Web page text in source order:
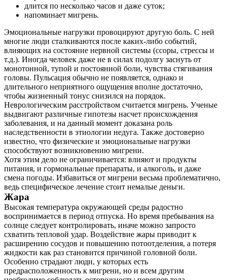
длится по несколько часов и даже суток;
напоминает мигрень.
Эмоциональные нагрузки провоцируют другую боль. С ней
многие люди сталкиваются после каких-либо событий,
влияющих на состояние нервной системы (ссоры, стрессы и
т.д.). Иногда человек даже не в силах подолгу заснуть от
монотонной, тупой и постоянной боли, чувства стягивания
головы. Пульсация обычно не появляется, однако и
длительного неприятного ощущения вполне достаточно,
чтобы жизненный тонус снизился на порядок.
Неврологическим расстройством считается мигрень. Ученые
выдвигают различные гипотезы насчет происхождения
заболевания, и на данный момент доказана роль
наследственности в этиологии недуга. Также достоверно
известно, что физические и эмоциональные нагрузки
способствуют возникновению мигрени.
Хотя этим дело не ограничивается: влияют и продукты
питания, и гормональные препараты, и алкоголь, и даже
смена погоды. Избавиться от мигрени весьма проблематично,
ведь специфическое лечение стоит немалые деньги.
Жара
Высокая температура окружающей среды радостно
воспринимается в период отпуска. Но время пребывания на
солнце следует контролировать, иначе можно запросто
схватить тепловой удар. Воздействие жары приводит к
расширению сосудов и повышению потоотделения, а потеря
жидкости как раз становится причиной головной боли.
Особенно страдают люди, у которых есть
предрасположенность к мигрени, но и всем другим